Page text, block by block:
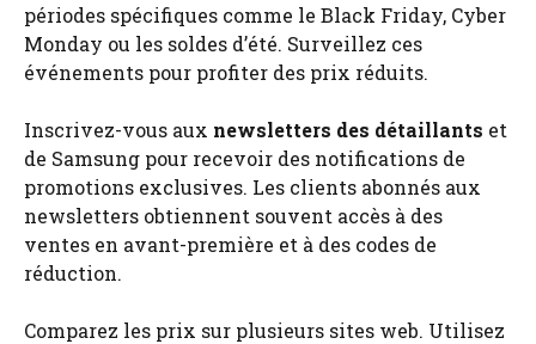
périodes spécifiques comme le Black Friday, Cyber
Monday ou les soldes d’été. Surveillez ces
événements pour profiter des prix réduits.
Inscrivez-vous aux newsletters des détaillants et
de Samsung pour recevoir des notifications de
promotions exclusives. Les clients abonnés aux
newsletters obtiennent souvent accès à des
ventes en avant-première et à des codes de
réduction.
Comparez les prix sur plusieurs sites web. Utilisez